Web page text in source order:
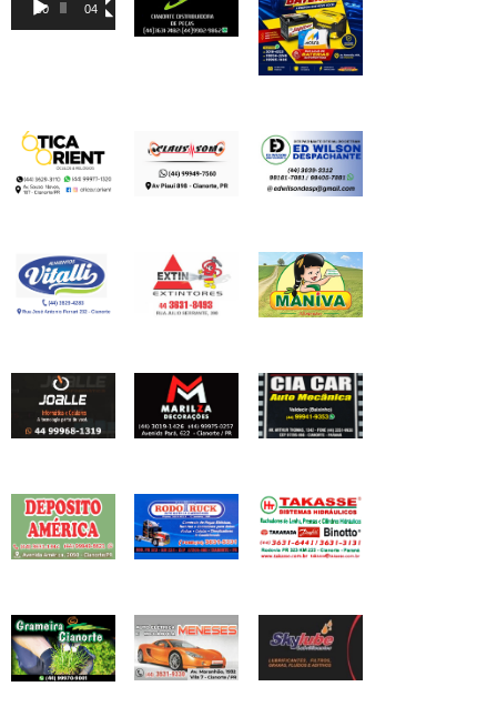
vídeo
00:00 04:46